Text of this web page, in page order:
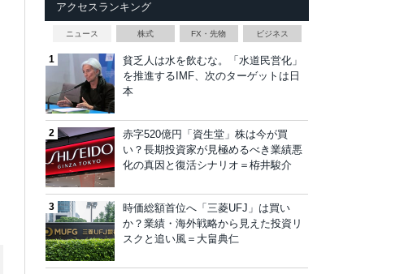
アクセスランキング
ニュース 株式 FX・先物 ビジネス
貧乏人は水を飲むな。「水道民営化」
を推進するIMF、次のターゲットは日
本
赤字520億円「資生堂」株は今が買
い？長期投資家が見極めるべき業績悪
化の真因と復活シナリオ＝栫井駿介
時価総額首位へ「三菱UFJ」は買い
か？業績・海外戦略から見えた投資リ
スクと追い風＝大畠典仁